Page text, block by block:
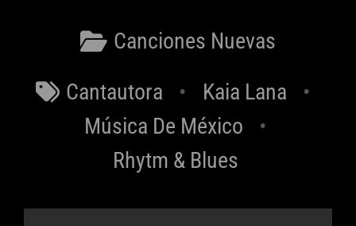
Categorías
Canciones Nuevas
Etiquetas
Cantautora
Kaia Lana
Música De México
Rhytm & Blues